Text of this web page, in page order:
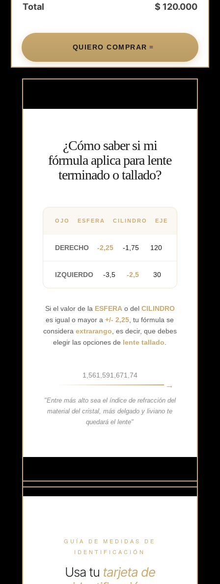
Total $ 120.000
QUIERO COMPRAR
¿Cómo saber si mi
fórmula aplica para lente
terminado o tallado?
OJO ESFERA CILINDRO EJE
DERECHO -2,25 -1,75 120
IZQUIERDO -3,5 -2,5 30
Si el valor de la ESFERAo del CILINDRO
es igual o mayor a+/- 2,25 , tu fórmula se
considera extrarango , es decir, que debes
elegir las opciones de lente tallado
1,561,591,671,74
"Entre más alto sea el índice de refracción del
material del cristal, más delgado y liviano te
quedará el lente"
GUÍA DE MEDIDAS DE
IDENTIFICACIÓN
Usa tu tarjeta de